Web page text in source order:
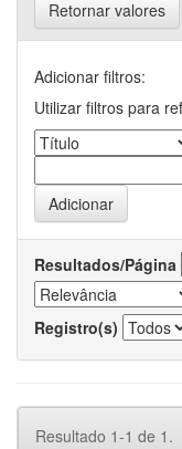
Retornar valores
Adicionar filtros:
Utilizar filtros para
Resultados/Página
Registro(s)
Resultado 1-1 de 1.